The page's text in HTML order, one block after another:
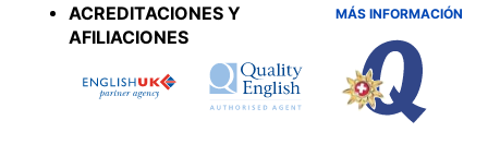
ACREDITACIONES Y
AFILIACIONES
MÁS INFORMACIÓN